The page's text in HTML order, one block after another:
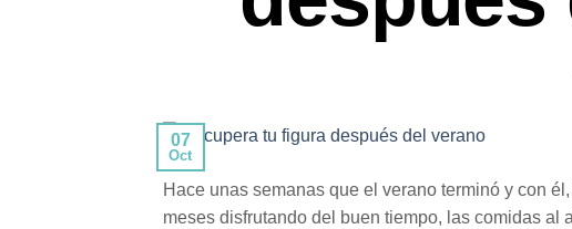
07
Oct
Hace unas semanas que el verano terminó y con
meses disfrutando del buen tiempo, las comidas